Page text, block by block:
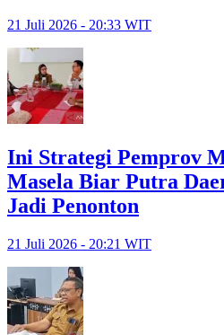
21 Juli 2026 - 20:33 WIT
Ini Strategi Pemprov
Masela Biar Putra
Jadi Penonton
21 Juli 2026 - 20:21 WIT